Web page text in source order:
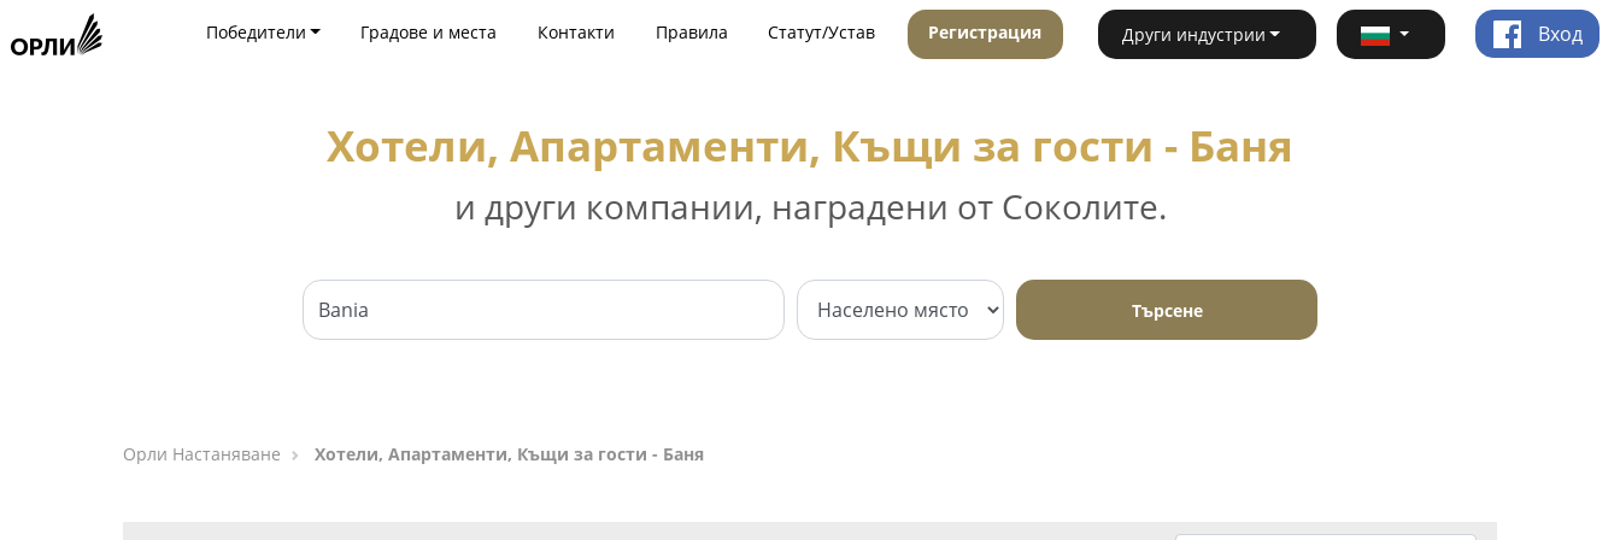
Победители Градове и места Контакти Правила Статут/Устав Регистрация Други индустрии Вход
Хотели, Апартаменти, Къщи за гости - Баня
и други компании, наградени от Соколите.
Търсене
Орли Настаняване Хотели, Апартаменти, Къщи за гости - Баня